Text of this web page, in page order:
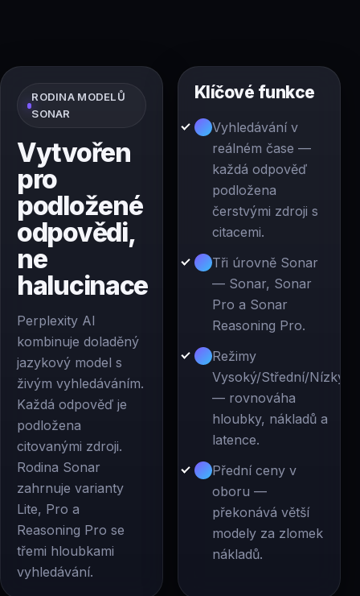
RODINA MODELŮ
SONAR
Vytvořen
pro
podložené
odpovědi,
ne
halucinace
Perplexity AI
kombinuje doladěný
jazykový model s
živým vyhledáváním.
Každá odpověď je
podložena
citovanými zdroji.
Rodina Sonar
zahrnuje varianty
Lite, Pro a
Reasoning Pro se
třemi hloubkami
vyhledávání.
Klíčové funkce
Vyhledávání v
reálném čase —
každá odpověď
podložena
čerstvými zdroji s
citacemi.
Tři úrovně Sonar
— Sonar, Sonar
Pro a Sonar
Reasoning Pro.
Režimy
Vysoký/Střední/Nízký
— rovnováha
hloubky, nákladů a
latence.
Přední ceny v
oboru —
překonává větší
modely za zlomek
nákladů.